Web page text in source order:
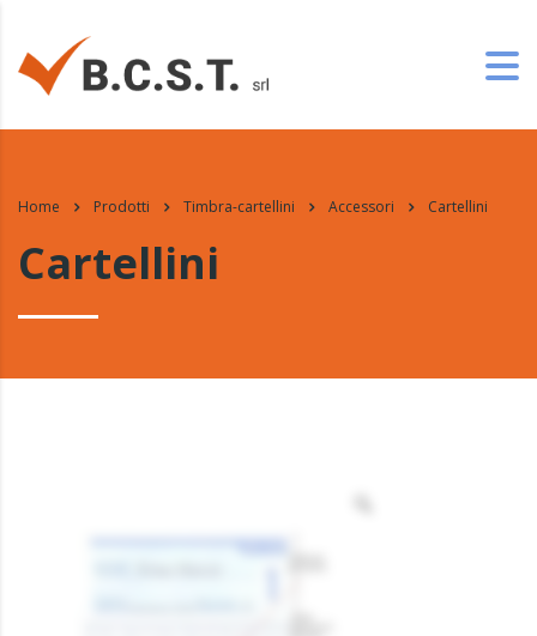
Home Prodotti Timbra-cartellini Accessori Cartellini
Cartellini